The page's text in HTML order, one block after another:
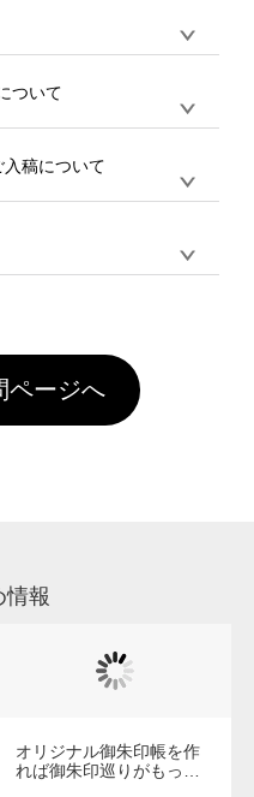
サー
い。(※ 30個以下の場合
ご利用ください)
に配送業者・伝票番号を
しますので、直接配送業
整をお願い致します。
引(最大50%)が適用され
ト】購入金額の1％が1ポ
、次回ご注文時に1ポイ
いいただけます。ポイン
付与され、次回ご注文時
ポイントの有効期限は一
ンク】過去10カ月のご注
ク割引(最大5%)が適用
されていなければ、ラン
ません。
ついて
ラー生地（Tシャツのホ
のナチュラル、ホワイト
定着させるための処理剤
期・低価格で商品をお届
落とすことが可能です。
ご自身にて着用前に落と
うお願いいたします。※1
のご注文に関わらず、前
稿について
タも該当デザインのみ画
に変換、またはAdobe
きで4,000円未満になる
すので、ご注意くださ
ページへ
情報
オリジナル御朱印帳を作
れば御朱印巡りがもっと